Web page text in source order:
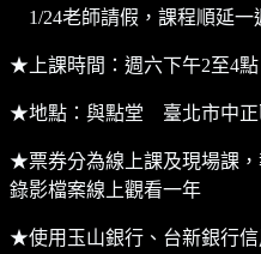
1/24老師請假，課程順延一
★上課時間：週六下午2至4點
★地點：與點堂 臺北市中正
★票券分為線上課及現場課
錄影檔案線上觀看一年
★使用玉山銀行、台新銀行信